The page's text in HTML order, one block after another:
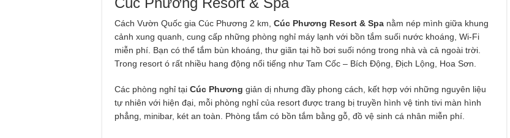
Cách Vườn Quốc gia Cúc Phương 2 km, Cúc Phương Resort & Spa nằm nép mình giữa khung
cảnh xung quanh, cung cấp những phòng nghỉ máy lạnh với bồn tắm suối nước khoáng, Wi-Fi
miễn phí. Bạn có thể tắm bùn khoáng, thư giãn tại hồ bơi suối nóng trong nhà và cả ngoài trời.
Trong resort ó rất nhiều hang động nổi tiếng như Tam Cốc – Bích Động, Địch Lộng, Hoa Sơn.
Các phòng nghỉ tại Cúc Phương giản dị nhưng đầy phong cách, kết hợp với những nguyên liệu
tự nhiên với hiện đại, mỗi phòng nghỉ của resort được trang bị truyền hình vệ tinh tivi màn hình
phẳng, minibar, két an toàn. Phòng tắm có bồn tắm bằng gỗ, đồ vệ sinh cá nhân miễn phí.